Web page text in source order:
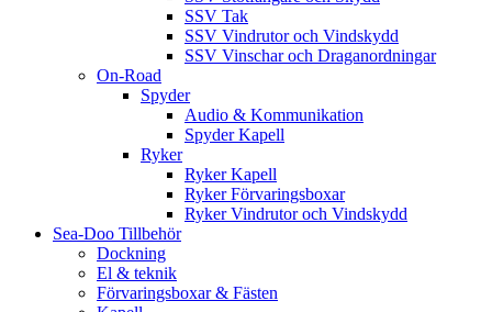
SSV Tak
SSV Vindrutor och Vindskydd
SSV Vinschar och Draganordningar
On-Road
Spyder
Audio & Kommunikation
Spyder Kapell
Ryker
Ryker Kapell
Ryker Förvaringsboxar
Ryker Vindrutor och Vindskydd
Sea-Doo Tillbehör
Dockning
El & teknik
Förvaringsboxar & Fästen